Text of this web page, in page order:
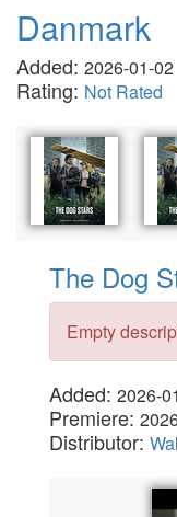
Danmark
Added: 2026-01-02
Rating: Not Rated
The Dog
Empty
Added: 2026-
Premiere:
Distributor: